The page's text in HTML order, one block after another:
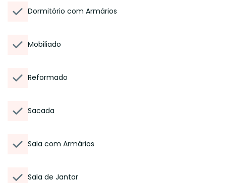
Dormitório com Armários
Mobiliado
Reformado
Sacada
Sala com Armários
Sala de Jantar